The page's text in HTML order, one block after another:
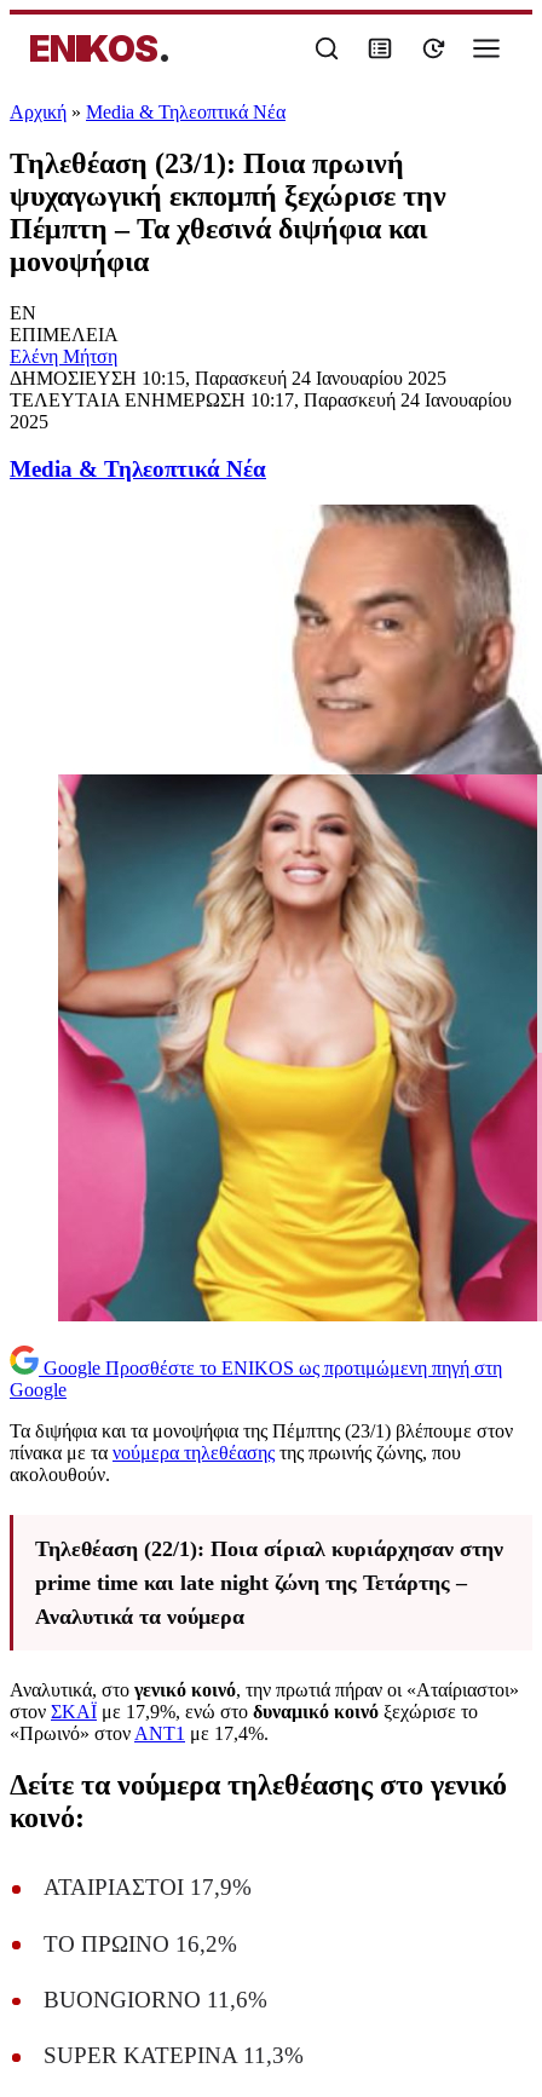
ENIKOS.
Αρχική » Media & Τηλεοπτικά Νέα
Τηλεθέαση (23/1): Ποια πρωινή
ψυχαγωγική εκπομπή ξεχώρισε την
Πέμπτη – Τα χθεσινά διψήφια και
μονοψήφια
EN
ΕΠΙΜΕΛΕΙΑ
Eλένη Μήτση
ΔΗΜΟΣΙΕΥΣΗ 10:15, Παρασκευή 24 Ιανουαρίου 2025
ΤΕΛΕΥΤΑΙΑ ΕΝΗΜΕΡΩΣΗ 10:17, Παρασκευή 24 Ιανουαρίου
2025
Media & Τηλεοπτικά Νέα
Google Προσθέστε το ENIKOS ως προτιμώμενη πηγή στη
Google
Τα διψήφια και τα μονοψήφια της Πέμπτης (23/1) βλέπουμε στον
πίνακα με τα νούμερα τηλεθέασης της πρωινής ζώνης, που
ακολουθούν.
Τηλεθέαση (22/1): Ποια σίριαλ κυριάρχησαν στην
prime time και late night ζώνη της Τετάρτης –
Αναλυτικά τα νούμερα
Αναλυτικά, στο γενικό κοινό, την πρωτιά πήραν οι «Αταίριαστοι»
στον ΣΚΑΪ με 17,9%, ενώ στο δυναμικό κοινό ξεχώρισε το
«Πρωινό» στον ΑΝΤ1 με 17,4%.
Δείτε τα νούμερα τηλεθέασης στο γενικό
κοινό:
ΑΤΑΙΡΙΑΣΤΟΙ 17,9%
ΤΟ ΠΡΩΙΝΟ 16,2%
BUONGIORNO 11,6%
SUPER ΚΑΤΕΡΙΝΑ 11,3%